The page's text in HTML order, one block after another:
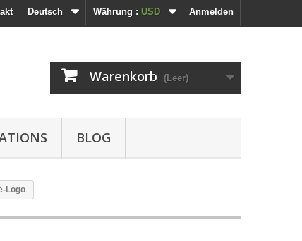
Anmelden
Währung : USD
Deutsch
Warenkorb (Leer)
BLOG
Logo